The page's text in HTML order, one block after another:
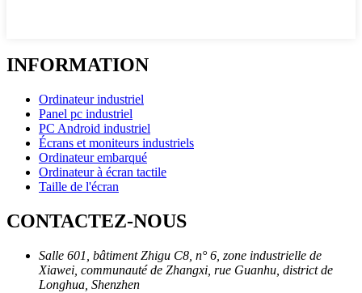
INFORMATION
Ordinateur industriel
Panel pc industriel
PC Android industriel
Écrans et moniteurs industriels
Ordinateur embarqué
Ordinateur à écran tactile
Taille de l'écran
CONTACTEZ-NOUS
Salle 601, bâtiment Zhigu C8, n° 6, zone industrielle de
Xiawei, communauté de Zhangxi, rue Guanhu, district de
Longhua, Shenzhen